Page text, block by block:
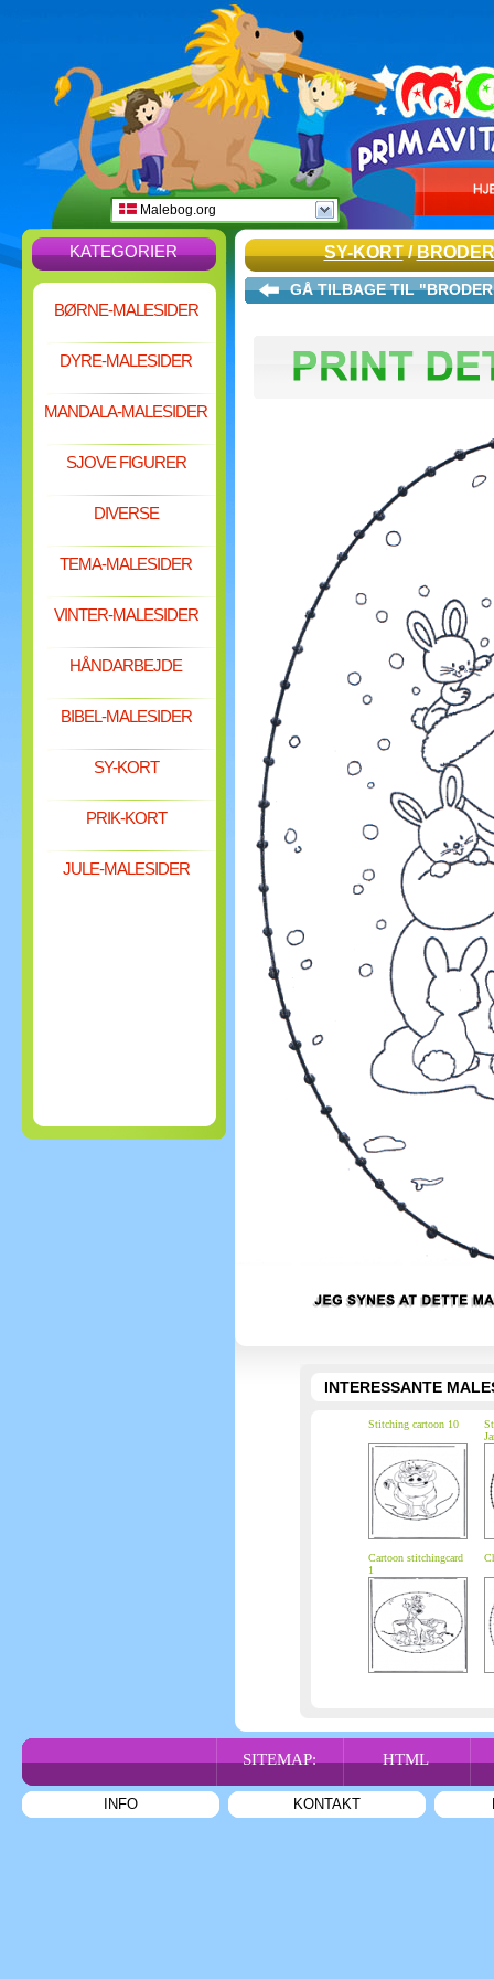
Malebog.org
KATEGORIER
BØRNE-MALESIDER
DYRE-MALESIDER
MANDALA-MALESIDER
SJOVE FIGURER
DIVERSE
TEMA-MALESIDER
VINTER-MALESIDER
HÅNDARBEJDE
BIBEL-MALESIDER
SY-KORT
PRIK-KORT
JULE-MALESIDER
SY-KORT/
GÅ TILBAGE TIL
INTERESSANTE
Stitching cartoon 10
Cartoon stitchingcard
1
SITEMAP: HTML
INFO KONTAKT